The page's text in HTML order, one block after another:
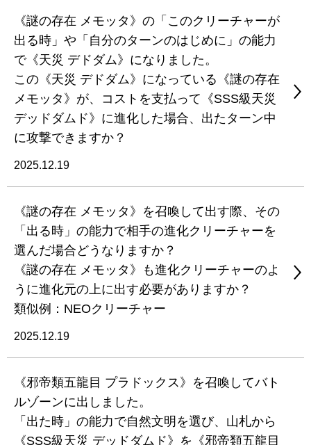
《謎の存在 メモッタ》の「このクリーチャーが
出る時」や「自分のターンのはじめに」の能力
で《天災 デドダム》になりました。
この《天災 デドダム》になっている《謎の存在
メモッタ》が、コストを支払って《SSS級天災
デッドダムド》に進化した場合、出たターン中
に攻撃できますか？
2025.12.19
《謎の存在 メモッタ》を召喚して出す際、その
「出る時」の能力で相手の進化クリーチャーを
選んだ場合どうなりますか？
《謎の存在 メモッタ》も進化クリーチャーのよ
うに進化元の上に出す必要がありますか？
類似例：NEOクリーチャー
2025.12.19
《邪帝類五龍目 プラドックス》を召喚してバト
ルゾーンに出しました。
「出た時」の能力で自然文明を選び、山札から
《SSS級天災 デッドダムド》を《邪帝類五龍目